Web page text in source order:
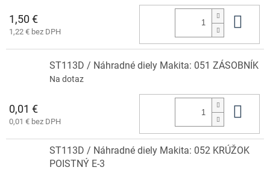
1,50 €
1,22 € bez DPH
ST113D / Náhradné diely Makita: 051 ZÁSOBNÍK
Na dotaz
0,01 €
0,01 € bez DPH
ST113D / Náhradné diely Makita: 052 KRÚŽOK
POISTNÝ E-3